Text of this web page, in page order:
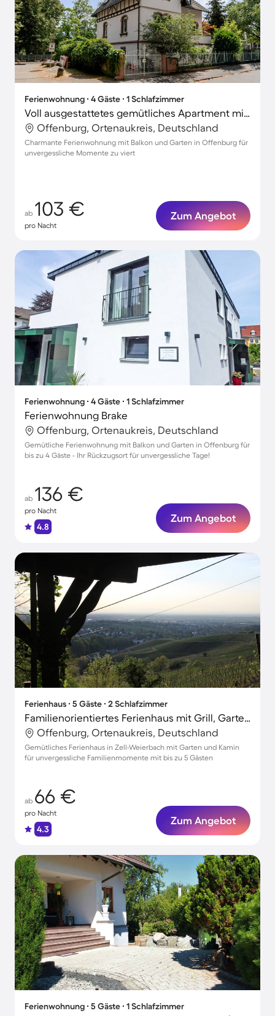
Ferienwohnung ∙ 4 Gäste ∙ 1 Schlafzimmer
Voll ausgestattetes gemütliches Apartment mit schnellem Internet und Garten | Gartenblick | Perfekt für die Arbeit von Zuhause
Offenburg, Ortenaukreis, Deutschland
Charmante Ferienwohnung mit Balkon und Garten in Offenburg für
unvergessliche Momente zu viert
ab 103 €
pro Nacht
Zum Angebot
Ferienwohnung ∙ 4 Gäste ∙ 1 Schlafzimmer
Ferienwohnung Brake
Offenburg, Ortenaukreis, Deutschland
Gemütliche Ferienwohnung mit Balkon und Garten in Offenburg für
bis zu 4 Gäste - Ihr Rückzugsort für unvergessliche Tage!
ab 136 €
pro Nacht
4.8
Zum Angebot
Ferienhaus ∙ 5 Gäste ∙ 2 Schlafzimmer
Familienorientiertes Ferienhaus mit Grill, Garten und Terrasse | Hunde erlaubt
Offenburg, Ortenaukreis, Deutschland
Gemütliches Ferienhaus in Zell-Weierbach mit Garten und Kamin
für unvergessliche Familienmomente mit bis zu 5 Gästen
ab 66 €
pro Nacht
4.3
Zum Angebot
Ferienwohnung ∙ 5 Gäste ∙ 1 Schlafzimmer